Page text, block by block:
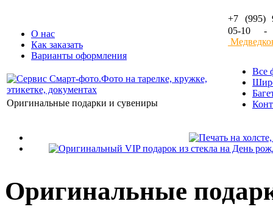
О нас
Как заказать
Варианты оформления
Оригинальные подарки и сувениры
+7 (995)
05-10
Все
Оригинальные